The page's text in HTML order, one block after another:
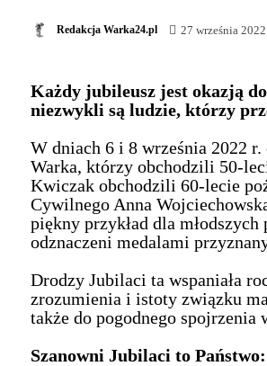
Redakcja Warka24.pl 27 września 2022
Każdy jubileusz jest okazją
niezwykli są ludzie, którzy
W dniach 6 i 8 września 2022
Warka, którzy obchodzili 50-
Kwiczak obchodzili 60-lecie
Cywilnego Anna
piękny przykład dla
odznaczeni medalami
Drodzy Jubilaci ta wspaniała
zrozumienia i istoty związku
także do pogodnego spojrzenia
Szanowni Jubilaci to Państwo: